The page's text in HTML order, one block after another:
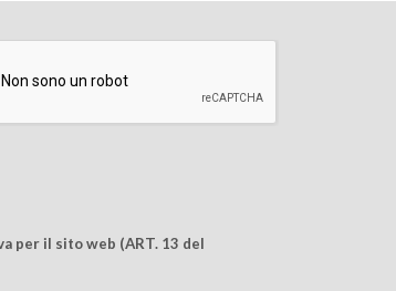
per il sito web (ART. 13 del